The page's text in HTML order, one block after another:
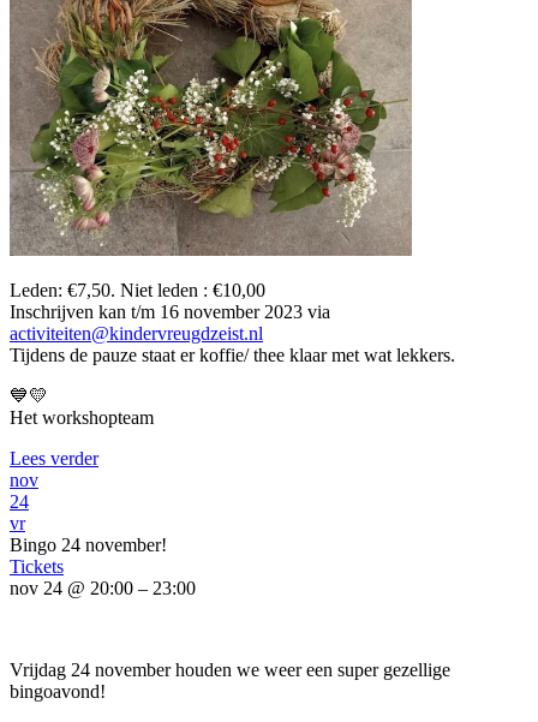
Leden: €7,50. Niet leden : €10,00
Inschrijven kan t/m 16 november 2023 via
activiteiten@kindervreugdzeist.nl
Tijdens de pauze staat er koffie/ thee klaar met wat lekkers.
💙💛
Het workshopteam
Lees verder
nov
24
vr
Bingo 24 november!
Tickets
nov 24 @ 20:00 – 23:00
Vrijdag 24 november houden we weer een super gezellige
bingoavond!